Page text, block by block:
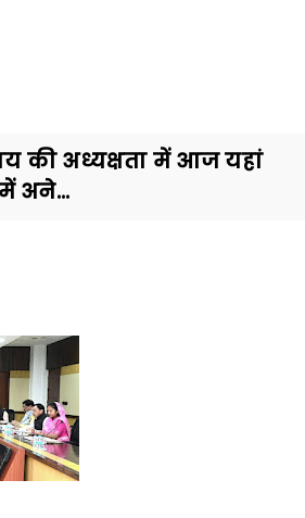
की अध्यक्षता में आज यहां
अने...